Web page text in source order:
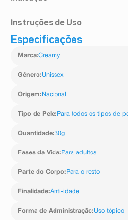
dos 25 anos de idade.
Instruções de Uso
Aplique 2 a 3 gotas do
completa absorção. Uso
Especificações
Marca:Creamy
Gênero:Unissex
Origem: Nacional
Tipo de Pele: Para todos os tipos de
Quantidade:30g
Fases da Vida: Para adultos
Parte do Corpo: Para o rosto
Finalidade:Anti-idade
Forma de Administração:Uso tópico